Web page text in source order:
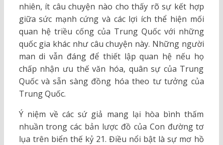
nhiên, ít câu chuyện nào cho thấy rõ sự kết hợp
giữa sức mạnh cứng và các lợi ích thể hiện mối
quan hệ triều cống của Trung Quốc với những
quốc gia khác như câu chuyện này. Những người
man di vẫn đáng để thiết lập quan hệ nếu họ
chấp nhận ưu thế văn hóa, quân sự của Trung
Quốc và sẵn sàng đồng hóa theo tư tưởng của
Trung Quốc.
Ý niệm về các sứ giả mang lại hòa bình thấm
nhuần trong các bản lược đồ của Con đường tơ
lụa trên biển thế kỷ 21. Điều nổi bật là sự mơ hồ